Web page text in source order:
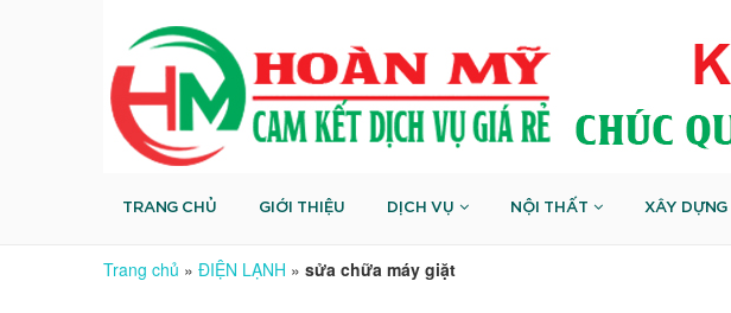
TRANG CHỦ GIỚI THIỆU DỊCH VỤ NỘI THẤT XÂY DỰNG
Trang chủ » ĐIỆN LẠNH » sửa chữa máy giặt